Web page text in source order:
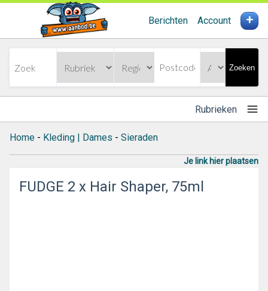
Berichten Account +
Zoeken
Rubrieken
Home - Kleding | Dames - Sieraden
Je link hier plaatsen
FUDGE 2 x Hair Shaper, 75ml